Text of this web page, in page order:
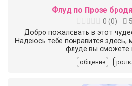
Флуд по Прозе
0 (0)
Добро пожаловать в этот
Надеюсь тебе понравится здесь,
флуде вы сможете
общение